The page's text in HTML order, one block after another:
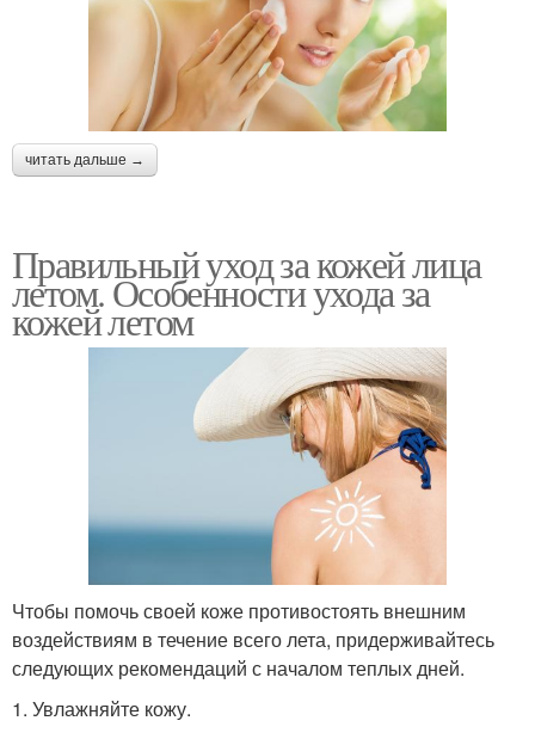
читать дальше →
Правильный уход за кожей лица
летом. Особенности ухода за
кожей летом
Чтобы помочь своей коже противостоять внешним
воздействиям в течение всего лета, придерживайтесь
следующих рекомендаций с началом теплых дней.
1. Увлажняйте кожу.